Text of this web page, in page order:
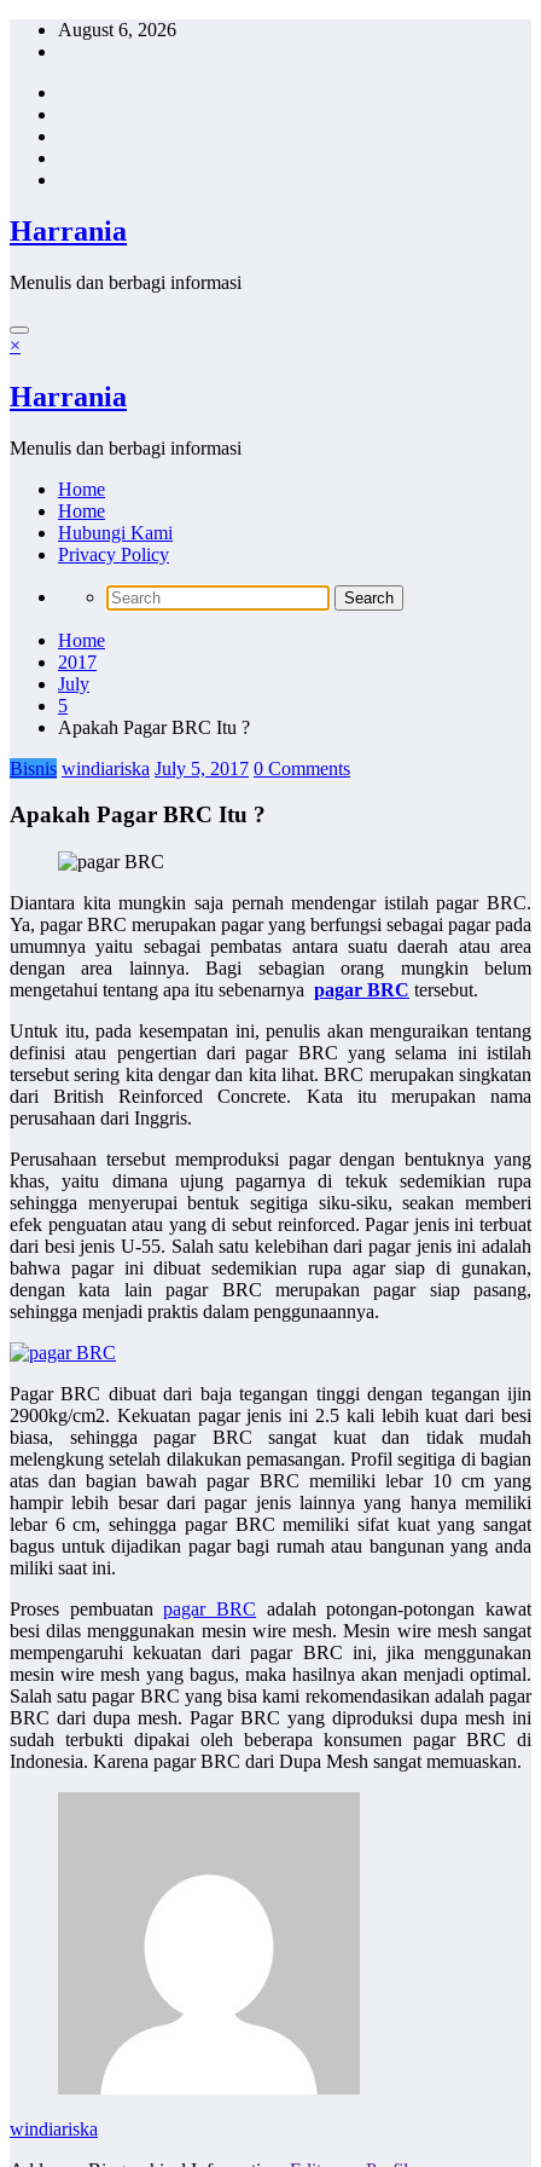
Skip
August 6, 2026
Harrania
Menulis dan berbagi informasi
×
Harrania
Menulis dan berbagi informasi
Home
Home
Hubungi Kami
Privacy Policy
Home
2017
July
5
Apakah Pagar BRC Itu ?
Bisnis windiariska July 5, 2017 0 Comments
Apakah Pagar BRC Itu ?
Diantara kita mungkin saja pernah mendengar istilah pagar BRC.
Ya, pagar BRC merupakan pagar yang berfungsi sebagai pagar pada
umumnya yaitu sebagai pembatas antara suatu daerah atau area
dengan area lainnya. Bagi sebagian orang mungkin belum
mengetahui tentang apa itu sebenarnya pagar BRC tersebut.
Untuk itu, pada kesempatan ini, penulis akan menguraikan tentang
definisi atau pengertian dari pagar BRC yang selama ini istilah
tersebut sering kita dengar dan kita lihat. BRC merupakan singkatan
dari British Reinforced Concrete. Kata itu merupakan nama
perusahaan dari Inggris.
Perusahaan tersebut memproduksi pagar dengan bentuknya yang
khas
yaitu dimana ujung pagarnya di tekuk sedemikian rupa
sehingga menyerupai bentuk segitiga siku-siku, seakan memberi
efek penguatan atau yang di sebut reinforced. Pagar jenis ini terbuat
dari besi jenis U-55. Salah satu kelebihan dari pagar jenis ini adalah
bahwa pagar ini dibuat sedemikian rupa agar siap di gunakan,
dengan kata lain pagar BRC merupakan pagar siap pasang,
sehingga menjadi praktis dalam penggunaannya.
Pagar BRC dibuat dari baja tegangan tinggi dengan tegangan ijin
2900kg/cm2. Kekuatan pagar jenis ini 2.5 kali lebih kuat dari besi
biasa, sehingga pagar BRC sangat kuat dan tidak mudah
melengkung setelah dilakukan pemasangan. Profil segitiga di bagian
atas dan bagian bawah pagar BRC memiliki lebar 10 cm yang
hampir lebih besar dari pagar jenis lainnya yang hanya memiliki
lebar 6 cm, sehingga pagar BRC memiliki sifat kuat yang sangat
bagus untuk dijadikan pagar bagi rumah atau bangunan yang anda
miliki saat ini.
Proses pembuatanpagar BRC adalah potongan-potongan kawat
besi dilas menggunakan mesin wire mesh. Mesin wire mesh sangat
mempengaruhi kekuatan dari pagar BRC ini, jika menggunakan
mesin wire mesh yang bagus, maka hasilnya akan menjadi optimal.
Salah satu pagar BRC yang bisa kami rekomendasikan adalah pagar
BRC dari dupa mesh. Pagar BRC yang diproduksi dupa mesh ini
sudah terbukti dipakai oleh beberapa konsumen pagar BRC di
Indonesia. Karena pagar BRC dari Dupa Mesh sangat memuaskan.
windiariska